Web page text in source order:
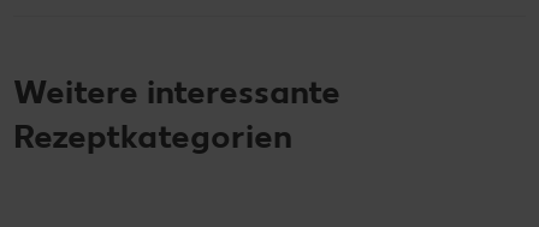
Weitere interessante
Rezeptkategorien